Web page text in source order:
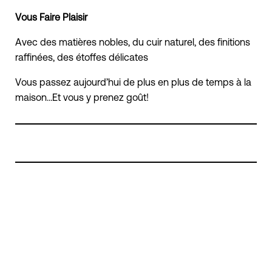
Vous Faire Plaisir
Avec des matières nobles, du cuir naturel, des finitions
raffinées, des étoffes délicates
Vous passez aujourd’hui de plus en plus de temps à la
maison…Et vous y prenez goût!